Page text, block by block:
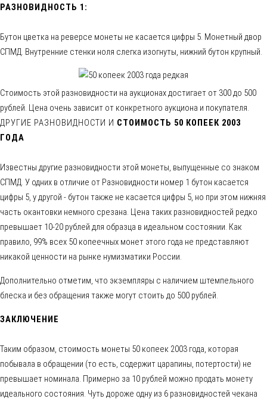
РАЗНОВИДНОСТЬ 1:
Бутон цветка на реверсе монеты не касается цифры 5. Монетный двор
СПМД. Внутренние стенки ноля слегка изогнуты, нижний бутон крупный.
Стоимость этой разновидности на аукционах достигает от 300 до 500
рублей. Цена очень зависит от конкретного аукциона и покупателя.
ДРУГИЕ РАЗНОВИДНОСТИ И СТОИМОСТЬ 50 КОПЕЕК 2003
ГОДА
Известны другие разновидности этой монеты, выпущенные со знаком
СПМД. У одних в отличие от Разновидности номер 1 бутон касается
цифры 5, у другой - бутон также не касается цифры 5, но при этом нижняя
часть окантовки немного срезана. Цена таких разновидностей редко
превышает 10-20 рублей для образца в идеальном состоянии. Как
правило, 99% всех 50 копеечных монет этого года не представляют
никакой ценности на рынке нумизматики России.
Дополнительно отметим, что экземпляры с наличием штемпельного
блеска и без обращения также могут стоить до 500 рублей.
ЗАКЛЮЧЕНИЕ
Таким образом, стоимость монеты 50 копеек 2003 года, которая
побывала в обращении (то есть, содержит царапины, потертости) не
превышает номинала. Примерно за 10 рублей можно продать монету
идеального состояния. Чуть дороже одну из 6 разновидностей чекана